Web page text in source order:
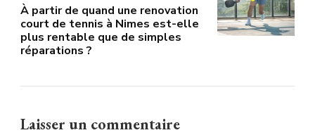
À partir de quand une renovation
court de tennis à Nimes est-elle
plus rentable que de simples
réparations ?
Laisser un commentaire